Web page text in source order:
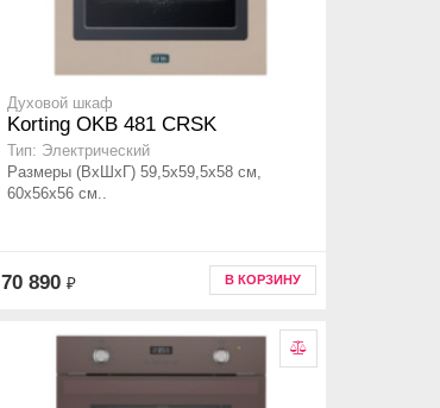
Духовой шкаф
Korting OKB 481 CRSK
Тип: Электрический
Размеры (ВхШхГ) 59,5х59,5х58 см,
60х56х56 см..
70 890 ₽ В КОРЗИНУ